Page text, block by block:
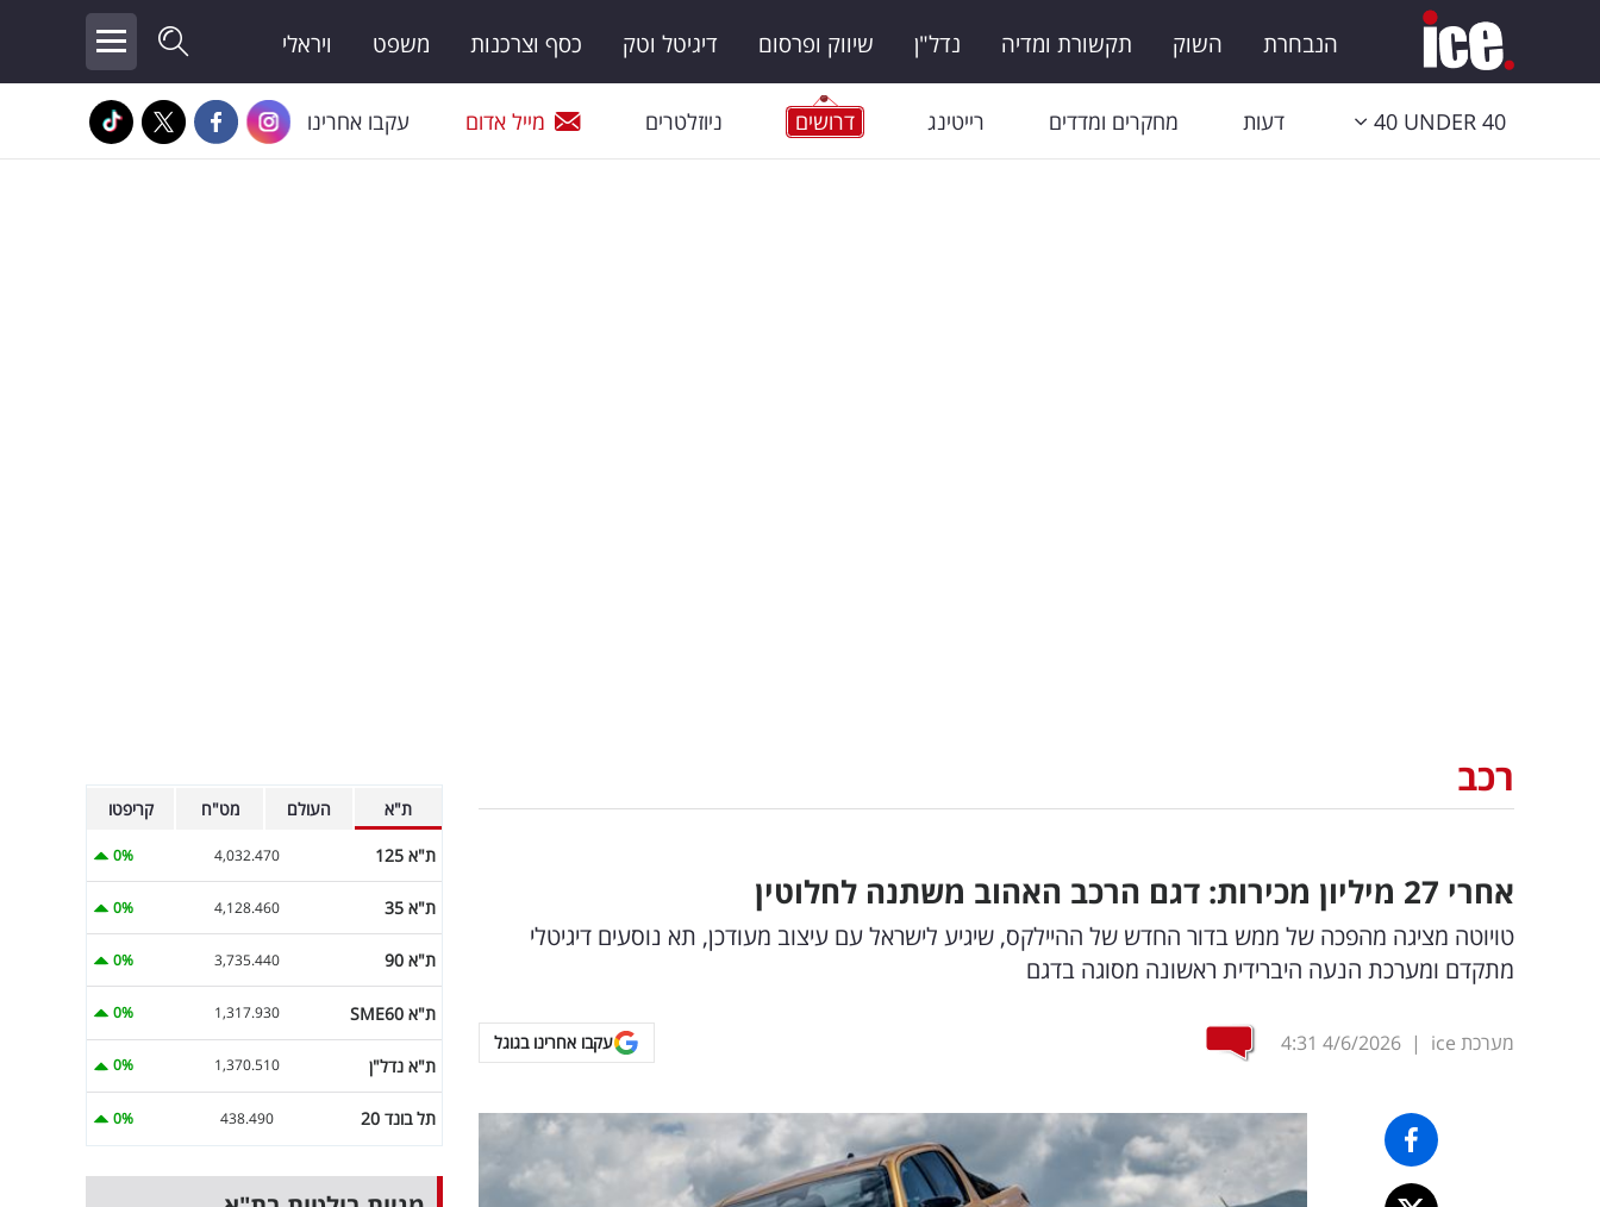
הנבחרת השוק תקשורת ומדיה נדל"ן שיווק ופרסום דיגיטל וטק כסף וצרכנות משפט ויראלי
40 UNDER 40 דעות מחקרים ומדדים רייטינג דרושים ניוזלטרים מייל אדום עקבו אחרינו
רכב
אחרי 27 מיליון מכירות: דגם הרכב האהוב משתנה לחלוטין
טויוטה מציגה מהפכה של ממש בדור החדש של ההיילקס, שיגיע לישראל עם עיצוב מעודכן, תא נוסעים דיגיטלי
מתקדם ומערכת הנעה היברידית ראשונה מסוגה בדגם
מערכת ice |
4/6/2026
4:31 עקבו אחרינו בגוגל
ת"א העולם מט"ח קריפטו
ת"א 125 4,032.470
0%
ת"א 35 4,128.460
0%
ת"א 90 3,735.440
0%
ת"א SME60 1,317.930
0%
ת"א נדל"ן 1,370.510
0%
תל בונד 20 438.490
0%